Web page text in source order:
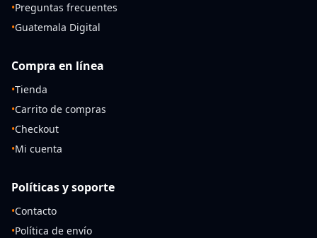
•Preguntas frecuentes
•Guatemala Digital
Compra en línea
•Tienda
•Carrito de compras
•Checkout
•Mi cuenta
Políticas y soporte
•Contacto
•Política de envío